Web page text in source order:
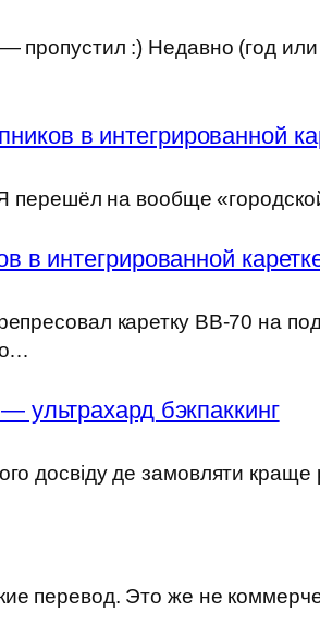
пропустил :) Недавно (год
в интегрированной
перешёл на вообще
в интегрированной
каретку BB-70 на
ультрахард бэкпаккинг
досвіду де замовляти
перевод. Это же не